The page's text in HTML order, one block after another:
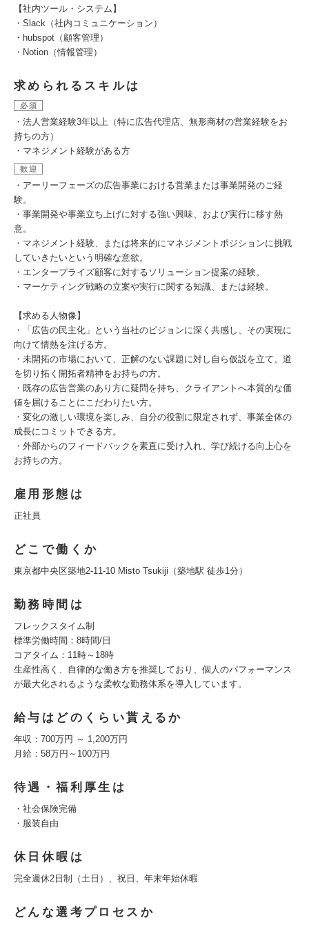
【社内ツール・システム】
・Slack（社内コミュニケーション）
・hubspot（顧客管理）
・Notion（情報管理）
求められるスキルは
必須
・法人営業経験3年以上（特に広告代理店、無形商材の営業経験をお
持ちの方）
・マネジメント経験がある方
歓迎
・アーリーフェーズの広告事業における営業または事業開発のご経
験。
・事業開発や事業立ち上げに対する強い興味、および実行に移す熱
意。
・マネジメント経験、または将来的にマネジメントポジションに挑戦
していきたいという明確な意欲。
・エンタープライズ顧客に対するソリューション提案の経験。
・マーケティング戦略の立案や実行に関する知識、または経験。
【求める人物像】
・「広告の民主化」という当社のビジョンに深く共感し、その実現に
向けて情熱を注げる方。
・未開拓の市場において、正解のない課題に対し自ら仮説を立て、道
を切り拓く開拓者精神をお持ちの方。
・既存の広告営業のあり方に疑問を持ち、クライアントへ本質的な価
値を届けることにこだわりたい方。
・変化の激しい環境を楽しみ、自分の役割に限定されず、事業全体の
成長にコミットできる方。
・外部からのフィードバックを素直に受け入れ、学び続ける向上心を
お持ちの方。
雇用形態は
正社員
どこで働くか
東京都中央区築地2-11-10 Misto Tsukiji（築地駅 徒歩1分）
勤務時間は
フレックスタイム制
標準労働時間：8時間/日
コアタイム：11時～18時
生産性高く、自律的な働き方を推奨しており、個人のパフォーマンス
が最大化されるような柔軟な勤務体系を導入しています。
給与はどのくらい貰えるか
年収：700万円 ～ 1,200万円
月給：58万円～100万円
待遇・福利厚生は
・社会保険完備
・服装自由
休日休暇は
完全週休2日制（土日）、祝日、年末年始休暇
どんな選考プロセスか